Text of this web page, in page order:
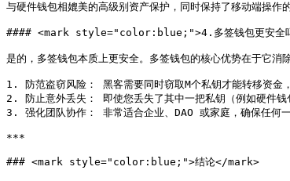
与硬件钱包相媲美的高级别资产保护，同时保持了移动端操作的
#### <mark style="color:blue;">4.多签钱包更安全
是的，多签钱包本质上更安全。多签钱包的核心优势在于它
1. 防范盗窃风险： 黑客需要同时窃取M个私钥才能转移资金
2. 防止意外丢失： 即使您丢失了其中一把私钥（例如硬件钱
3. 强化团队协作： 非常适合企业、DAO 或家庭，确保任何一
***
### <mark style="color:blue;">结论</mark>